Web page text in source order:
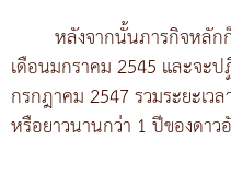
หลังจากนั้นภารกิจหลัก
เดือนมกราคม 2545 และจะ
กรกฎาคม 2547 รวมระยะเว
หรือยาวนานกว่า 1 ปีของดาว